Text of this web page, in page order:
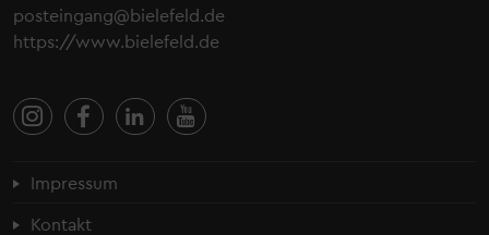
posteingang@bielefeld.de
https://www.bielefeld.de
Fußzeilenmenü
Impressum
Kontakt